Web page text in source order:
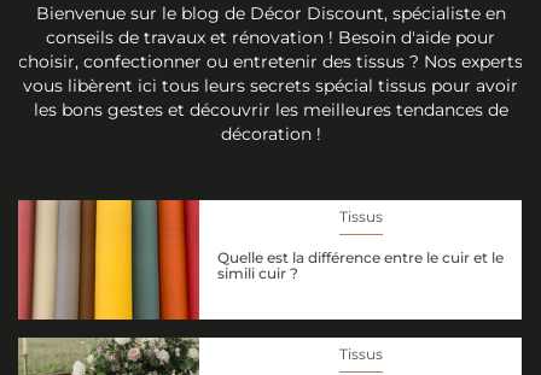
Bienvenue sur le blog de Décor Discount, spécialiste en
conseils de travaux et rénovation ! Besoin d'aide pour
choisir, confectionner ou entretenir des tissus ? Nos experts
vous libèrent ici tous leurs secrets spécial tissus pour avoir
les bons gestes et découvrir les meilleures tendances de
décoration !
Tissus
Quelle est la différence entre le cuir et le
simili cuir ?
Tissus